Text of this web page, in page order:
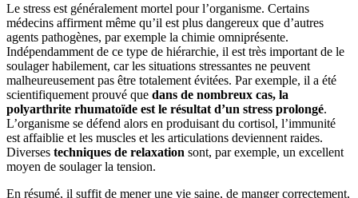
Le stress est généralement mortel pour l’organisme. Certains
médecins affirment même qu’il est plus dangereux que d’autres
agents pathogènes, par exemple la chimie omniprésente.
Indépendamment de ce type de hiérarchie, il est très important de le
soulager habilement, car les situations stressantes ne peuvent
malheureusement pas être totalement évitées. Par exemple, il a été
scientifiquement prouvé que dans de nombreux cas, la
polyarthrite rhumatoïde est le résultat d’un stress prolongé.
L’organisme se défend alors en produisant du cortisol, l’immunité
est affaiblie et les muscles et les articulations deviennent raides.
Diverses techniques de relaxation sont, par exemple, un excellent
moyen de soulager la tension.
En résumé, il suffit de mener une vie saine, de manger correctement,